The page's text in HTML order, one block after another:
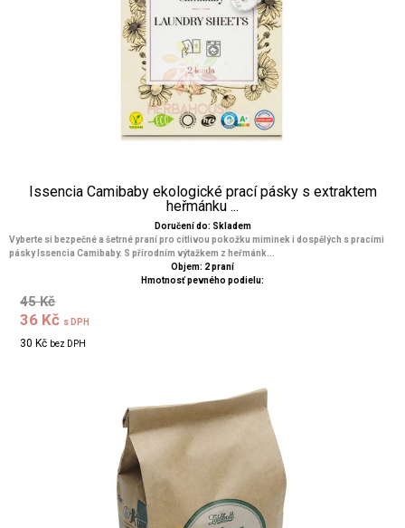
Issencia Camibaby ekologické prací pásky s extraktem
heřmánku ...
Doručení do: Skladem
Vyberte si bezpečné a šetrné praní pro citlivou pokožku miminek i dospělých s pracími
pásky Issencia Camibaby. S přírodním výtažkem z heřmánk...
Objem: 2 praní
Hmotnosť pevného podielu:
45 Kč
36 Kč s DPH
30 Kč bez DPH